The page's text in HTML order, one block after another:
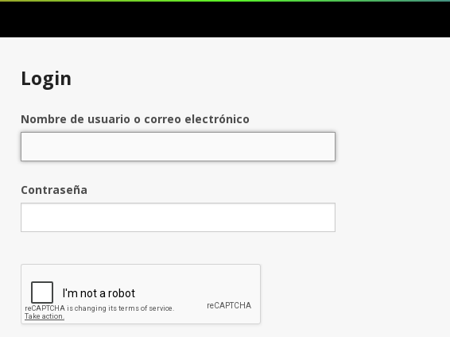
Login
Nombre de usuario o correo electrónico
Contraseña